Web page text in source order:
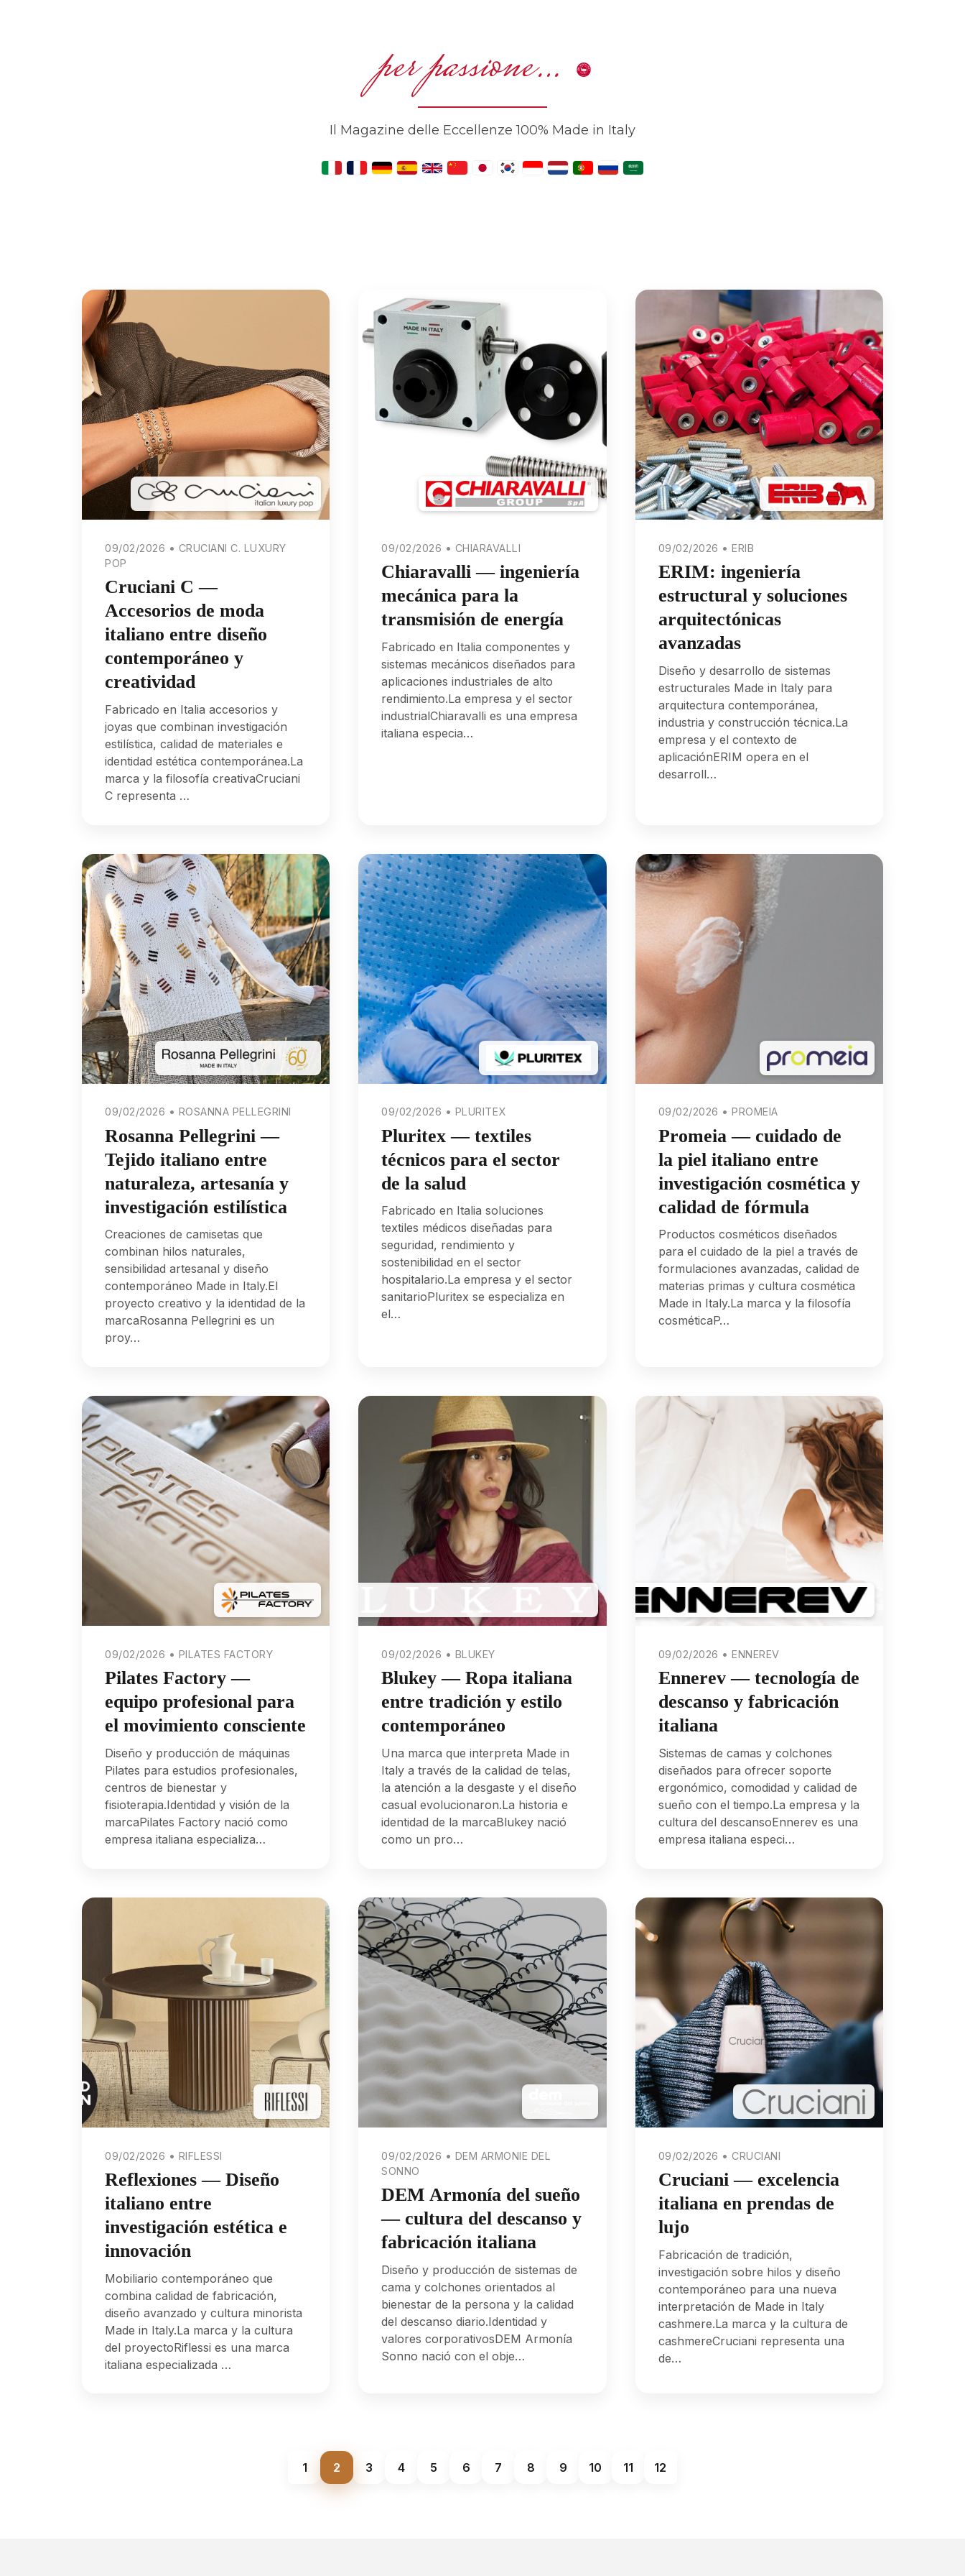
per passione…
Il Magazine delle Eccellenze 100% Made in Italy
09/02/2026 • CRUCIANI C. LUXURY
POP
Cruciani C —
Accesorios de moda
italiano entre diseño
contemporáneo y
creatividad
Fabricado en Italia accesorios y
joyas que combinan investigación
estilística, calidad de materiales e
identidad estética contemporánea.La
marca y la filosofía creativaCruciani
C representa …
09/02/2026 • CHIARAVALLI
Chiaravalli — ingeniería
mecánica para la
transmisión de energía
Fabricado en Italia componentes y
sistemas mecánicos diseñados para
aplicaciones industriales de alto
rendimiento.La empresa y el sector
industrialChiaravalli es una empresa
italiana especia…
09/02/2026 • ERIB
ERIM: ingeniería
estructural y soluciones
arquitectónicas
avanzadas
Diseño y desarrollo de sistemas
estructurales Made in Italy para
arquitectura contemporánea,
industria y construcción técnica.La
empresa y el contexto de
aplicaciónERIM opera en el
desarroll…
09/02/2026 • ROSANNA PELLEGRINI
Rosanna Pellegrini —
Tejido italiano entre
naturaleza, artesanía y
investigación estilística
Creaciones de camisetas que
combinan hilos naturales,
sensibilidad artesanal y diseño
contemporáneo Made in Italy.El
proyecto creativo y la identidad de la
marcaRosanna Pellegrini es un
proy…
09/02/2026 • PLURITEX
Pluritex — textiles
técnicos para el sector
de la salud
Fabricado en Italia soluciones
textiles médicos diseñadas para
seguridad, rendimiento y
sostenibilidad en el sector
hospitalario.La empresa y el sector
sanitarioPluritex se especializa en
el…
09/02/2026 • PROMEIA
Promeia — cuidado de
la piel italiano entre
investigación cosmética y
calidad de fórmula
Productos cosméticos diseñados
para el cuidado de la piel a través de
formulaciones avanzadas, calidad de
materias primas y cultura cosmética
Made in Italy.La marca y la filosofía
cosméticaP…
09/02/2026 • PILATES FACTORY
Pilates Factory —
equipo profesional para
el movimiento consciente
Diseño y producción de máquinas
Pilates para estudios profesionales,
centros de bienestar y
fisioterapia.Identidad y visión de la
marcaPilates Factory nació como
empresa italiana especializa…
09/02/2026 • BLUKEY
Blukey — Ropa italiana
entre tradición y estilo
contemporáneo
Una marca que interpreta Made in
Italy a través de la calidad de telas,
la atención a la desgaste y el diseño
casual evolucionaron.La historia e
identidad de la marcaBlukey nació
como un pro…
09/02/2026 • ENNEREV
Ennerev — tecnología de
descanso y fabricación
italiana
Sistemas de camas y colchones
diseñados para ofrecer soporte
ergonómico, comodidad y calidad de
sueño con el tiempo.La empresa y la
cultura del descansoEnnerev es una
empresa italiana especi…
09/02/2026 • RIFLESSI
Reflexiones — Diseño
italiano entre
investigación estética e
innovación
Mobiliario contemporáneo que
combina calidad de fabricación,
diseño avanzado y cultura minorista
Made in Italy.La marca y la cultura
del proyectoRiflessi es una marca
italiana especializada …
09/02/2026 • DEM ARMONIE DEL
SONNO
DEM Armonía del sueño
— cultura del descanso y
fabricación italiana
Diseño y producción de sistemas de
cama y colchones orientados al
bienestar de la persona y la calidad
del descanso diario.Identidad y
valores corporativosDEM Armonía
Sonno nació con el obje…
09/02/2026 • CRUCIANI
Cruciani — excelencia
italiana en prendas de
lujo
Fabricación de tradición,
investigación sobre hilos y diseño
contemporáneo para una nueva
interpretación de Made in Italy
cashmere.La marca y la cultura de
cashmereCruciani representa una
de…
1 2 3 4 5 6 7 8 9 10 11 12